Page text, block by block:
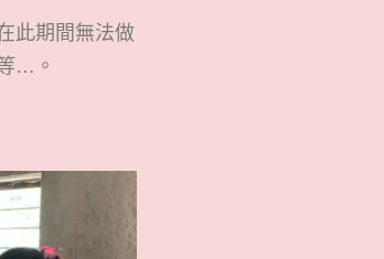
此期間無法做
… 。